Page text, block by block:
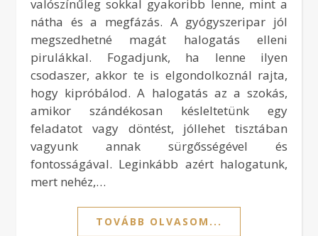
valószínűleg sokkal gyakoribb lenne, mint a
nátha és a megfázás. A gyógyszeripar jól
megszedhetné magát halogatás elleni
pirulákkal. Fogadjunk, ha lenne ilyen
csodaszer, akkor te is elgondolkoznál rajta,
hogy kipróbálod. A halogatás az a szokás,
amikor szándékosan késleltetünk egy
feladatot vagy döntést, jóllehet tisztában
vagyunk annak sürgősségével és
fontosságával. Leginkább azért halogatunk,
mert nehéz,…
TOVÁBB OLVASOM...